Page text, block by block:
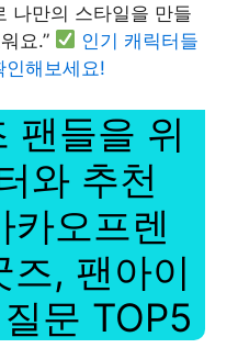
나만의 스타일을 만들
요.”
인기 캐릭터들
인해보세요!
팬들을 위
와 추천
카오프렌
즈, 팬아이
문 TOP5